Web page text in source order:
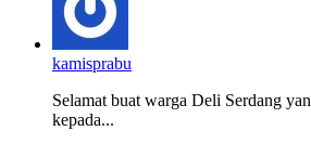
kamisprabu
Selamat buat warga Deli Serdang
kepada...